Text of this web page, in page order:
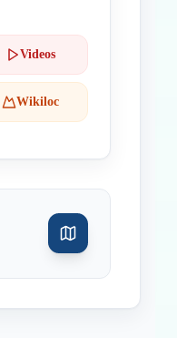
Videos
Wikiloc